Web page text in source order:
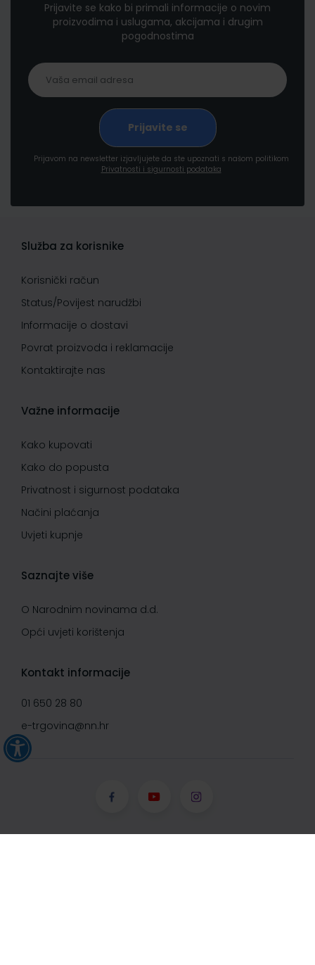
Prijavite se kako bi primali informacije o novim
proizvodima i uslugama, akcijama i drugim
pogodnostima
Prijavom na newsletter izjavljujete da ste upoznati s našom politikom
Privatnosti i sigurnosti podataka
Služba za korisnike
Korisnički račun
Status/Povijest narudžbi
Informacije o dostavi
Povrat proizvoda i reklamacije
Kontaktirajte nas
Važne informacije
Kako kupovati
Kako do popusta
Privatnost i sigurnost podataka
Načini plaćanja
Uvjeti kupnje
Saznajte više
O Narodnim novinama d.d.
Opći uvjeti korištenja
Kontakt informacije
01 650 28 80
e-trgovina@nn.hr